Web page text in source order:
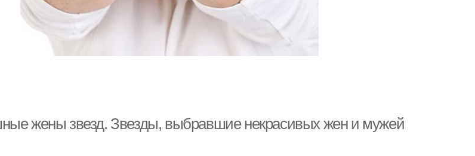
жены звезд. Звезды, выбравшие некрасивых жен и мужей